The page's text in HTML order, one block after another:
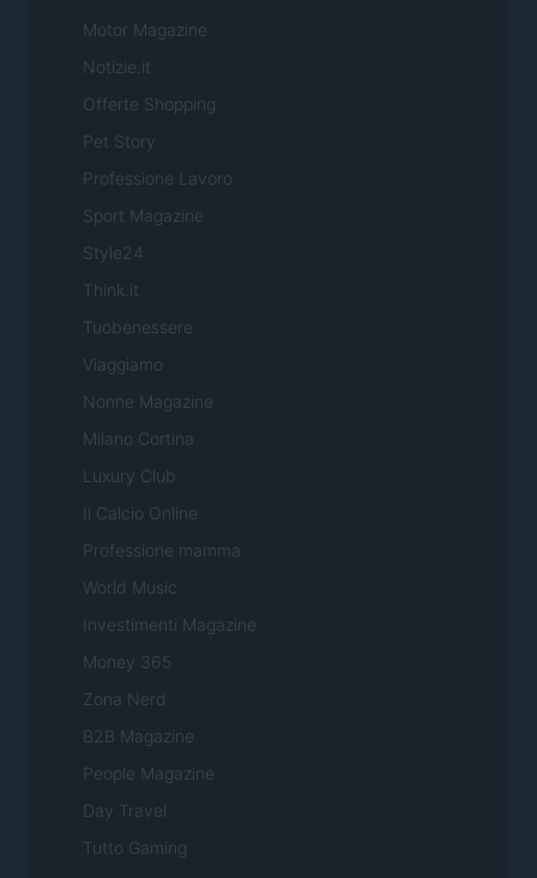
Motor Magazine
Notizie.it
Offerte Shopping
Pet Story
Professione Lavoro
Sport Magazine
Style24
Think.it
Tuobenessere
Viaggiamo
Nonne Magazine
Milano Cortina
Luxury Club
Il Calcio Online
Professione mamma
World Music
Investimenti Magazine
Money 365
Zona Nerd
B2B Magazine
People Magazine
Day Travel
Tutto Gaming